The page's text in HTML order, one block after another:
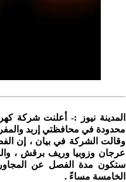
المدينة نيوز :- أعلنت شركة
محدودة في محافظتي إربد
وقالت الشركة في بيان ، إن
عرجان وزوبيا وريف برقش ،
ستكون مدة الفصل عن
الخامسة مساءً .